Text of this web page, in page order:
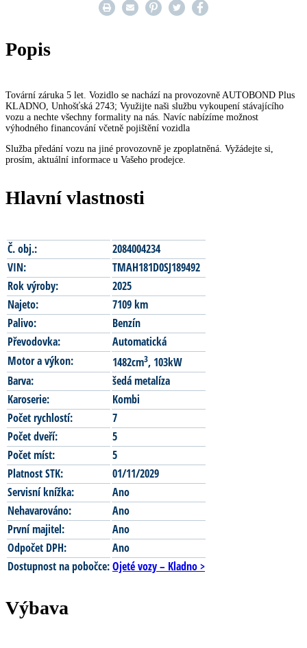
Popis
Tovární záruka 5 let. Vozidlo se nachází na provozovně AUTOBOND Plus
KLADNO, Unhošťská 2743; Využijte naši službu vykoupení stávajícího
vozu a nechte všechny formality na nás. Navíc nabízíme možnost
výhodného financování včetně pojištění vozidla
Služba předání vozu na jiné provozovně je zpoplatněná. Vyžádejte si,
prosím, aktuální informace u Vašeho prodejce.
Hlavní vlastnosti
Č. obj.:
2084004234
VIN:
TMAH181D0SJ189492
Rok výroby:
2025
Najeto:
7109 km
Palivo:
Benzín
Převodovka:
Automatická
Motor a výkon:
1482cm3, 103kW
Barva:
šedá metalíza
Karoserie:
Kombi
Počet rychlostí:
7
Počet dveří:
5
Počet míst:
5
Platnost STK:
01/11/2029
Servisní knížka:
Ano
Nehavarováno:
Ano
První majitel:
Ano
Odpočet DPH:
Ano
Dostupnost na pobočce:Ojeté vozy – Kladno >
Výbava